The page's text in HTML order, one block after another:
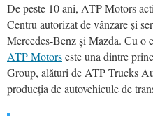
De peste 10 ani, ATP Motors
Centru autorizat de vânzare și
Mercedes-Benz și Mazda. Cu o
ATP Motorseste una dintre
Group, alături de ATP Trucks
producția de autovehicule de